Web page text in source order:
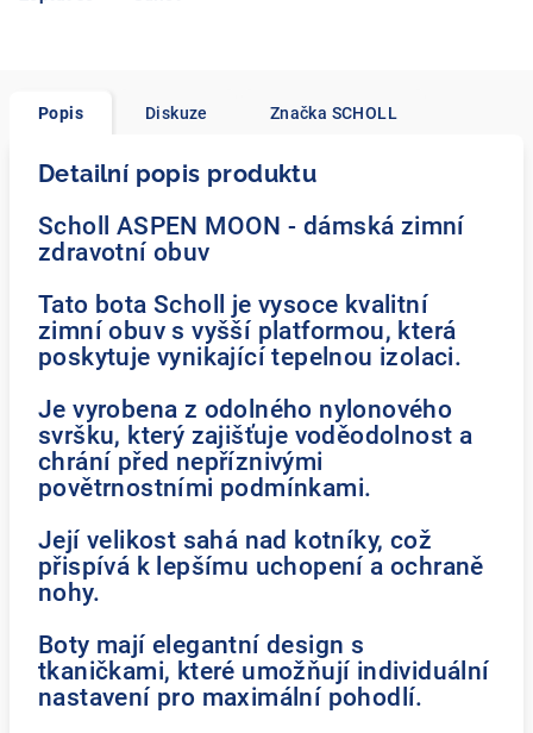
Popis Diskuze Značka SCHOLL
Detailní popis produktu
Scholl ASPEN MOON - dámská zimní
zdravotní obuv
Tato bota Scholl je vysoce kvalitní
zimní obuv s vyšší platformou, která
poskytuje vynikající tepelnou izolaci.
Je vyrobena z odolného nylonového
svršku, který zajišťuje voděodolnost a
chrání před nepříznivými
povětrnostními podmínkami.
Její velikost sahá nad kotníky, což
přispívá k lepšímu uchopení a ochraně
nohy.
Boty mají elegantní design s
tkaničkami, které umožňují individuální
nastavení pro maximální pohodlí.